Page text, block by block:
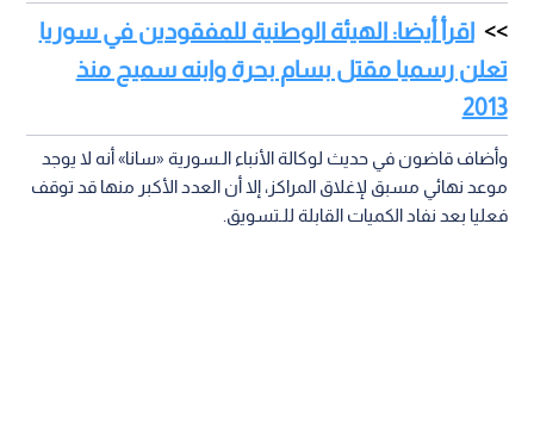
اقرأ أيضا: الهيئة الوطنية للمفقودين في سوريا
تعلن رسميا مقتل بسام بحرة وابنه سميح منذ
2013
وأضاف قاضون في حديث لوكالة الأنباء الـسورية «سانا» أنه لا يوجد
موعد نهائي مسبق لإغلاق المراكز، إلا أن العدد الأكبر منها قد توقف
فعليا بعد نفاد الكميات القابلة للـتسويق.